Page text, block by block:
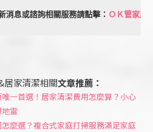
消息或諮詢相關服務請點擊： ＯＫ管家臉
居家清潔相關文章推薦：
一首選！居家清潔費用怎麼算？小心
雷
麼選？複合式家庭打掃服務滿足家庭